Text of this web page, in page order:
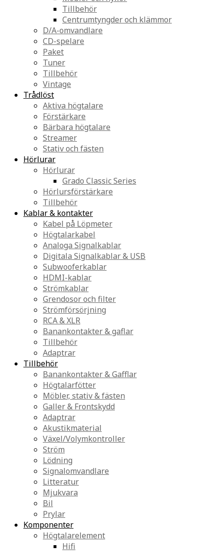
Tillbehör
Centrumtyngder och klämmor
D/A-omvandlare
CD-spelare
Paket
Tuner
Tillbehör
Vintage
Trådlöst
Aktiva högtalare
Förstärkare
Bärbara högtalare
Streamer
Stativ och fästen
Hörlurar
Hörlurar
Grado Classic Series
Hörlursförstärkare
Tillbehör
Kablar & kontakter
Kabel på Löpmeter
Högtalarkabel
Analoga Signalkablar
Digitala Signalkablar & USB
Subwooferkablar
HDMI-kablar
Strömkablar
Grendosor och filter
Strömförsörjning
RCA & XLR
Banankontakter & gaflar
Tillbehör
Adaptrar
Tillbehör
Banankontakter & Gafflar
Högtalarfötter
Möbler, stativ & fästen
Galler & Frontskydd
Adaptrar
Akustikmaterial
Växel/Volymkontroller
Ström
Lödning
Signalomvandlare
Litteratur
Mjukvara
Bil
Prylar
Komponenter
Högtalarelement
Hifi